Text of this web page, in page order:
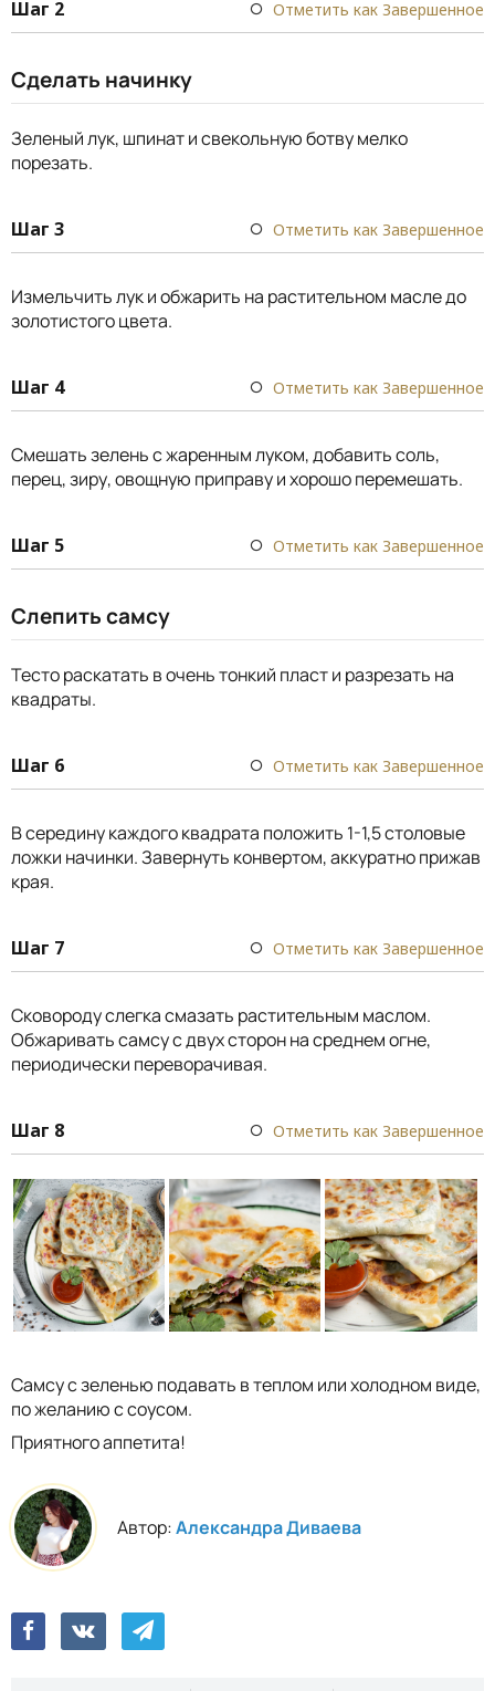
Шаг 2 Отметить как Завершенное
Сделать начинку
Зеленый лук, шпинат и свекольную ботву мелко
порезать.
Шаг 3 Отметить как Завершенное
Измельчить лук и обжарить на растительном масле до
золотистого цвета.
Шаг 4 Отметить как Завершенное
Смешать зелень с жаренным луком, добавить соль,
перец, зиру, овощную приправу и хорошо перемешать.
Шаг 5 Отметить как Завершенное
Слепить самсу
Тесто раскатать в очень тонкий пласт и разрезать на
квадраты.
Шаг 6 Отметить как Завершенное
В середину каждого квадрата положить 1-1,5 столовые
ложки начинки. Завернуть конвертом, аккуратно прижав
края.
Шаг 7 Отметить как Завершенное
Сковороду слегка смазать растительным маслом.
Обжаривать самсу с двух сторон на среднем огне,
периодически переворачивая.
Шаг 8 Отметить как Завершенное
Самсу с зеленью подавать в теплом или холодном виде,
по желанию с соусом.
Приятного аппетита!
Автор:Александра Диваева